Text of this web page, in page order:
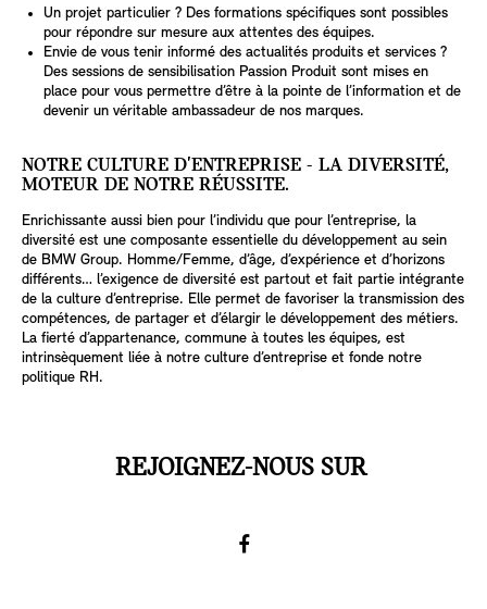
Un projet particulier ? Des formations spécifiques sont possibles
pour répondre sur mesure aux attentes des équipes.
Envie de vous tenir informé des actualités produits et services ?
Des sessions de sensibilisation Passion Produit sont mises en
place pour vous permettre d’être à la pointe de l’information et de
devenir un véritable ambassadeur de nos marques.
NOTRE CULTURE D'ENTREPRISE - LA DIVERSITÉ,
MOTEUR DE NOTRE RÉUSSITE.
Enrichissante aussi bien pour l’individu que pour l’entreprise, la
diversité est une composante essentielle du développement au sein
de BMW Group. Homme/Femme, d’âge, d’expérience et d’horizons
différents… l’exigence de diversité est partout et fait partie intégrante
de la culture d’entreprise. Elle permet de favoriser la transmission des
compétences, de partager et d’élargir le développement des métiers.
La fierté d’appartenance, commune à toutes les équipes, est
intrinsèquement liée à notre culture d’entreprise et fonde notre
politique RH.
REJOIGNEZ-NOUS SUR